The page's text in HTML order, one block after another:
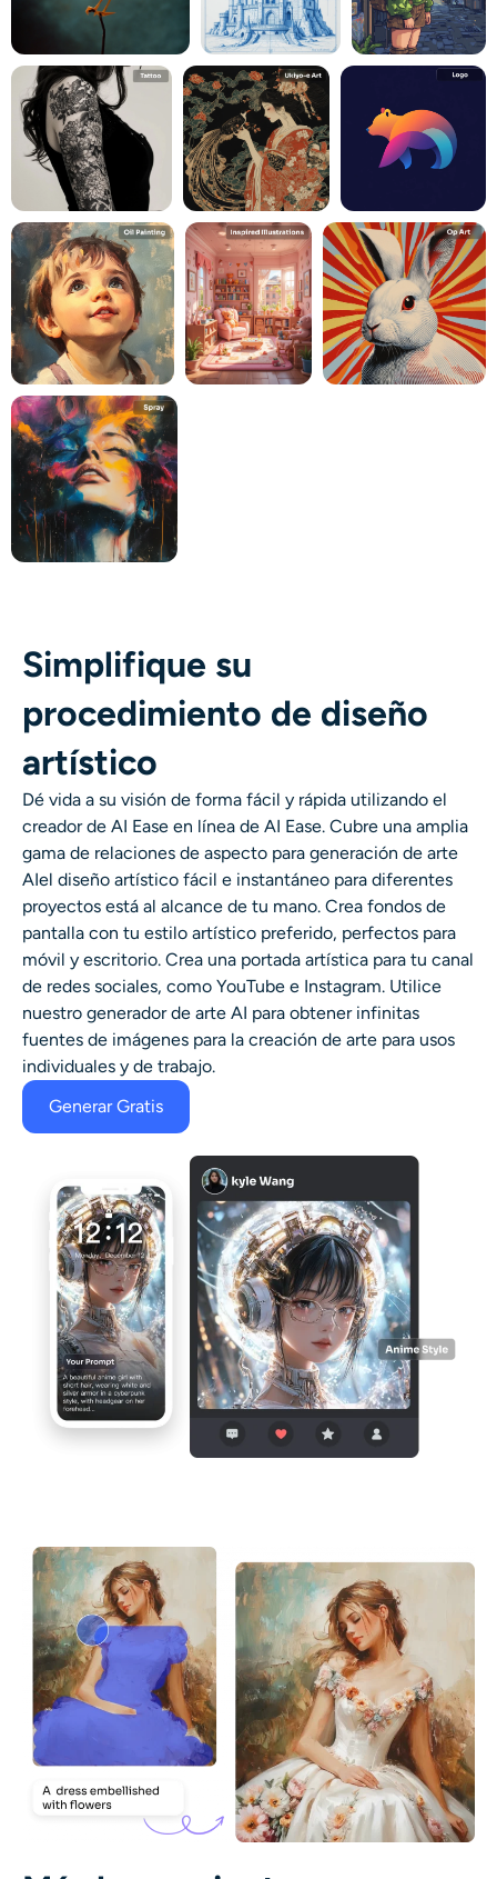
Simplifique su
procedimiento de diseño
artístico
Dé vida a su visión de forma fácil y rápida utilizando el
creador de AI Ease en línea de AI Ease. Cubre una amplia
gama de relaciones de aspecto para generación de arte
AIel diseño artístico fácil e instantáneo para diferentes
proyectos está al alcance de tu mano. Crea fondos de
pantalla con tu estilo artístico preferido, perfectos para
móvil y escritorio. Crea una portada artística para tu canal
de redes sociales, como YouTube e Instagram. Utilice
nuestro generador de arte AI para obtener infinitas
fuentes de imágenes para la creación de arte para usos
individuales y de trabajo.
Generar Gratis